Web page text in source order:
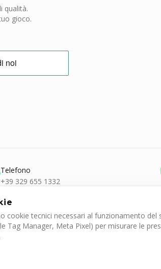
qualità.
gioco.
Telefono
+39 329 655 1332
cookie tecnici necessari al funzionamento
Tag Manager, Meta Pixel) per misurare le